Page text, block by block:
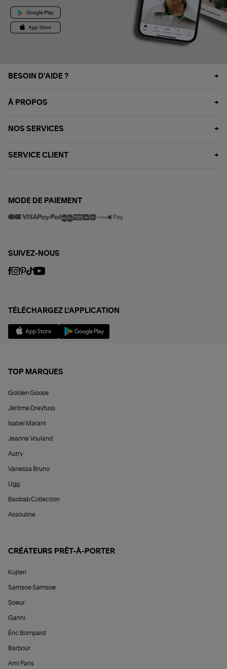
BESOIN D'AIDE ?
À PROPOS
NOS SERVICES
SERVICE CLIENT
MODE DE PAIEMENT
SUIVEZ-NOUS
TÉLÉCHARGEZ L'APPLICATION
TOP MARQUES
Golden Goose
Jérôme Dreyfuss
Isabel Marant
Jeanne Vouland
Autry
Vanessa Bruno
Ugg
Baobab Collection
Assouline
CRÉATEURS PRÊT-À-PORTER
Kujten
Samsoe Samsoe
Soeur
Ganni
Éric Bompard
Barbour
Ami Paris